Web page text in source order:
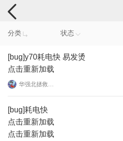
手机反馈
分类 状态
[bug]y70耗电快 易发烫
点击重新加载
华强北拯救者y70
[bug]耗电快
点击重新加载
点击重新加载